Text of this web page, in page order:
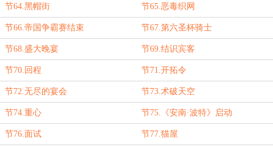
节64.黑帽街 节65.恶毒织网
节66.帝国争霸赛结束 节67.第六圣杯骑士
节68.盛大晚宴 节69.结识宾客
节70.回程 节71.开拓令
节72.无尽的宴会 节73.术破天空
节74.重心 节75.《安南·波特》启动
节76.面试 节77.猫屋